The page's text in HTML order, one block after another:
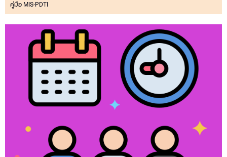
คู่มือ MIS-PDTI